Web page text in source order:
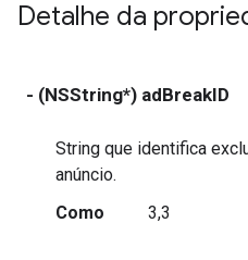
Detalhe da
- (NSString*) adBreakID
String que identifica
anúncio.
Como
3,3